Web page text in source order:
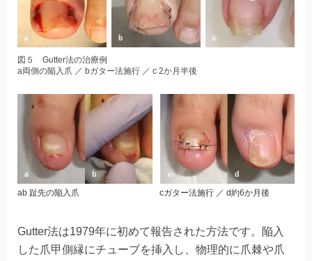
図５ Gutter法の治療例
a両側の陥入爪 ／ bガター法施行 ／ c 2か月半後
ab 趾先の陥入爪 cガター法施行 ／ d約6か月後
Gutter法は1979年に初めて報告された方法です。陥入
した爪甲側縁にチューブを挿入し、物理的に爪棘や爪